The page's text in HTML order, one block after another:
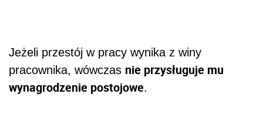
Jeżeli przestój w pracy wynika z winy
pracownika, wówczas nie przysługuje mu
wynagrodzenie postojowe.